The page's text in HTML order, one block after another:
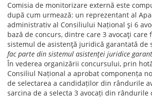
Comisia de monitorizare externă este
după cum urmează: un reprezentant al
administrativ al Consiliului Național şi 6
bază de concurs, dintre care 3 avocaţi care
sistemul de asistenţă juridică garantată de
fac parte din sistemul asistenţei juridice
În vederea organizării concursului, prin
Consiliul Național a aprobat componența
de selectarea a candidaților din rândurile
sarcina de a selecta 3 avocați din rândurile